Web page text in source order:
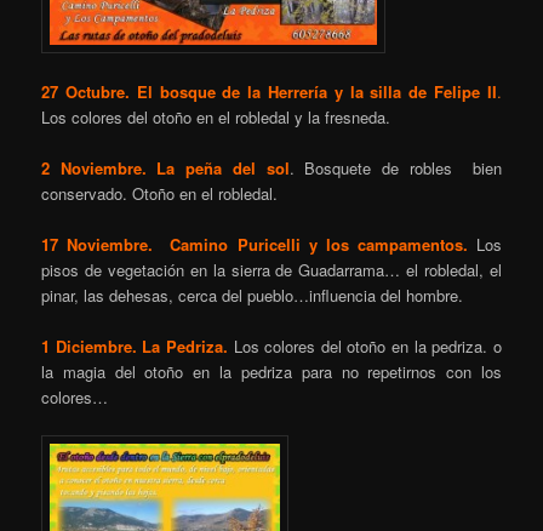
27 Octubre. El bosque de la Herrería y la silla de Felipe II.
Los colores del otoño en el robledal y la fresneda.
2 Noviembre. La peña del sol. Bosquete de robles bien
conservado. Otoño en el robledal.
17 Noviembre. Camino Puricelli y los campamentos. Los
pisos de vegetación en la sierra de Guadarrama… el robledal, el
pinar, las dehesas, cerca del pueblo…influencia del hombre.
1 Diciembre. La Pedriza. Los colores del otoño en la pedriza. o
la magia del otoño en la pedriza para no repetirnos con los
colores…